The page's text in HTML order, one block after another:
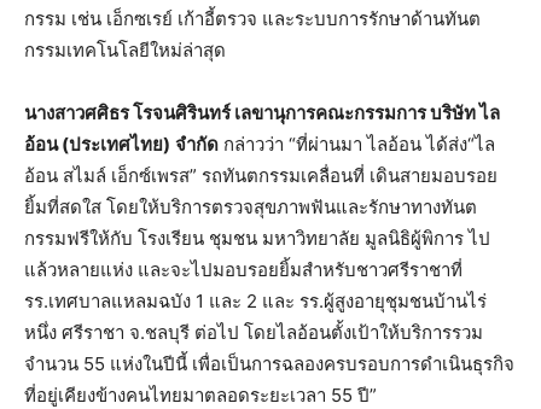
กรรม เช่น เอ็กซเรย์ เก้าอี้ตรวจ และระบบการรักษาด้านทันต
กรรมเทคโนโลยีใหม่ล่าสุด
นางสาวศศิธร โรจนศิรินทร์ เลขานุการคณะกรรมการ บริษัท ไล
อ้อน (ประเทศไทย) จำกัด กล่าวว่า “ที่ผ่านมา ไลอ้อน ได้ส่ง“ไล
อ้อน สไมล์ เอ็กซ์เพรส” รถทันตกรรมเคลื่อนที่ เดินสายมอบรอย
ยิ้มที่สดใส โดยให้บริการตรวจสุขภาพฟันและรักษาทางทันต
กรรมฟรีให้กับ โรงเรียน ชุมชน มหาวิทยาลัย มูลนิธิผู้พิการ ไป
แล้วหลายแห่ง และจะไปมอบรอยยิ้มสำหรับชาวศรีราชาที่
รร.เทศบาลแหลมฉบัง 1 และ 2 และ รร.ผู้สูงอายุชุมชนบ้านไร่
หนึ่ง ศรีราชา จ.ชลบุรี ต่อไป โดยไลอ้อนตั้งเป้าให้บริการรวม
จำนวน 55 แห่งในปีนี้ เพื่อเป็นการฉลองครบรอบการดำเนินธุรกิจ
ที่อยู่เคียงข้างคนไทยมาตลอดระยะเวลา 55 ปี”